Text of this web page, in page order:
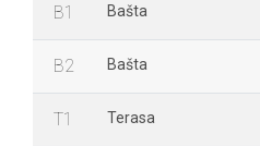
B1 Bašta
B2 Bašta
T1 Terasa